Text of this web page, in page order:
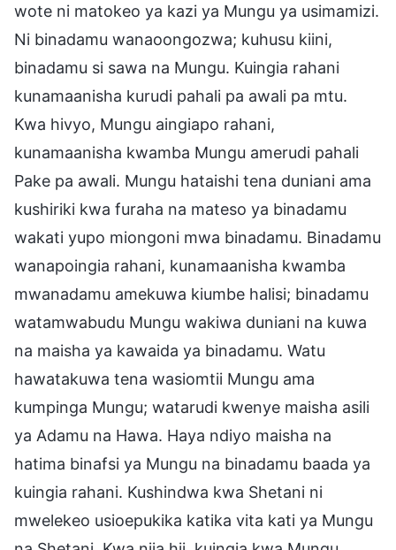
wote ni matokeo ya kazi ya Mungu ya usimamizi.
Ni binadamu wanaoongozwa; kuhusu kiini,
binadamu si sawa na Mungu. Kuingia rahani
kunamaanisha kurudi pahali pa awali pa mtu.
Kwa hivyo, Mungu aingiapo rahani,
kunamaanisha kwamba Mungu amerudi pahali
Pake pa awali. Mungu hataishi tena duniani ama
kushiriki kwa furaha na mateso ya binadamu
wakati yupo miongoni mwa binadamu. Binadamu
wanapoingia rahani, kunamaanisha kwamba
mwanadamu amekuwa kiumbe halisi; binadamu
watamwabudu Mungu wakiwa duniani na kuwa
na maisha ya kawaida ya binadamu. Watu
hawatakuwa tena wasiomtii Mungu ama
kumpinga Mungu; watarudi kwenye maisha asili
ya Adamu na Hawa. Haya ndiyo maisha na
hatima binafsi ya Mungu na binadamu baada ya
kuingia rahani. Kushindwa kwa Shetani ni
mwelekeo usioepukika katika vita kati ya Mungu